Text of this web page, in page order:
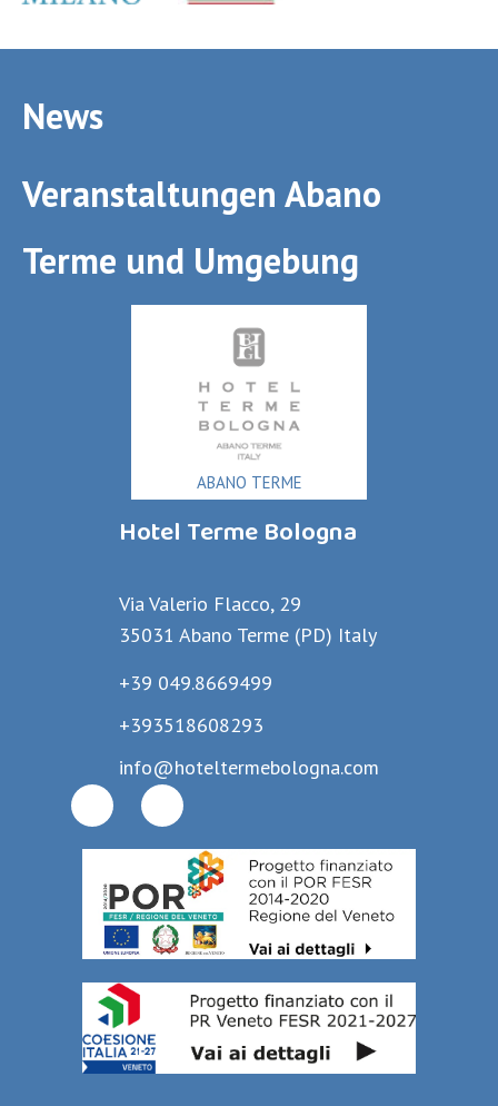
ABANO TERME
Hotel Terme Bologna
Via Valerio Flacco, 29
35031 Abano Terme (PD) Italy
+39 049.8669499
+393518608293
info@hoteltermebologna.com
News
Veranstaltungen Abano
Terme und Umgebung